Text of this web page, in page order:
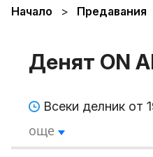
Начало Предавания
Денят ON
Всеки делник от
още